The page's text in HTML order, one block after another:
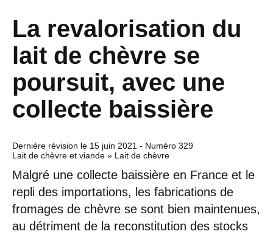
La revalorisation du
lait de chèvre se
poursuit, avec une
collecte baissière
Dernière révision le 15 juin 2021 - Numéro 329
Lait de chèvre et viande » Lait de chèvre
Malgré une collecte baissière en France et le
repli des importations, les fabrications de
fromages de chèvre se sont bien maintenues,
au détriment de la reconstitution des stocks